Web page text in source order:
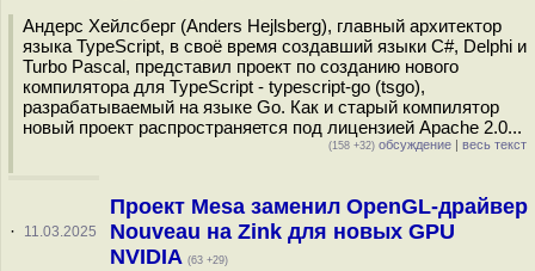
Андерс Хейлсберг (Anders Hejlsberg), главный архитектор
языка TypeScript, в своё время создавший языки C#, Delphi и
Turbo Pascal, представил проект по созданию нового
компилятора для TypeScript - typescript-go (tsgo),
разрабатываемый на языке Go. Как и старый компилятор
новый проект распространяется под лицензией Apache 2.0...
(158 +32) обсуждение | весь текст
· 11.03.2025
Проект Mesa заменил OpenGL-драйвер
Nouveau на Zink для новых GPU
NVIDIA (63 +29)